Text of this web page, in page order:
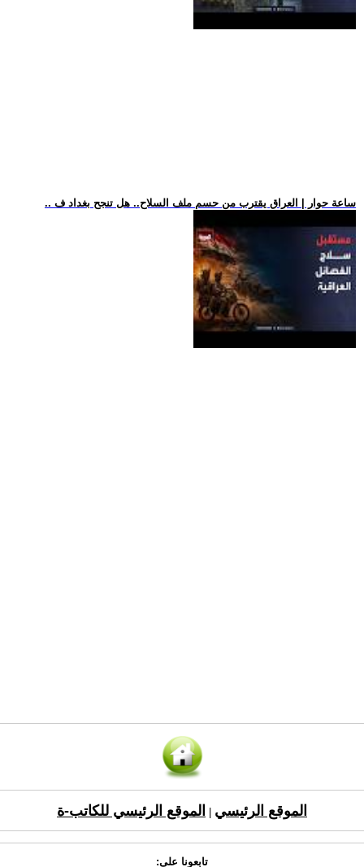
.. ساعة حوار | العراق يقترب من حسم ملف السلاح.. هل تنجح بغداد ف
الموقع الرئيسي الموقع الرئيسي للكاتب-ة
تابعونا على: